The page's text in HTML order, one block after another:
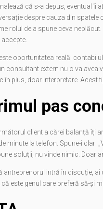
că s-a depus, eventual îi
despre cauza din spatele
rolul de a spune ceva
oportunitatea reală:
consultant extern nu o va avea
în plus, doar interpretare. Acest
pas
client a cărei balanță îți
minute la telefon. Spune-i clar:
soluții, nu vinde nimic. Doar
antreprenorul intră în discuție,
că este genul care preferă să-și